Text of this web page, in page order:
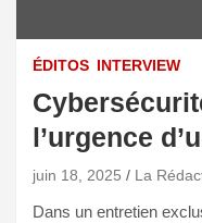
ÉDITOS INTERVIEW
l’urgence
juin 18, 2025 La
Dans un entretien